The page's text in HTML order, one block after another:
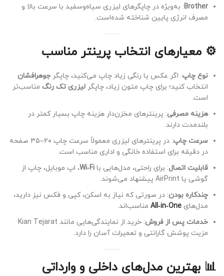
Brother: به‌ویژه در چاپگرهای لیزری سیاه‌وسفید با سرعت بالا و
مصرف انرژی پایین شناخته شده‌است.
⚙️ معیارهای انتخاب پرینتر مناسب
نوع چاپ: اگر عکس یا رنگی زیاد چاپ می‌کنید، چاپگر جوهرافشان
انتخاب کنید؛ برای چاپ متون زیاد، چاپگر لیزری تک رنگ مناسب‌تر
است.
هزینه مصرفی: پرینترهای مخزن‌دار هزینه چاپ بسیار کمتر در
بلندمدت دارند.
سرعت چاپ
: در پرینترهای لیزری معمولاً سرعت چاپ ۲۰–۳۵ صفحه
در دقیقه برای استفاده خانگی و اداری مناسب است.
قابلیت اتصال: برای راحتی، مدل‌هایی با Wi‑Fi، اپ موبایل، چاپ از
گوشی یا AirPrint پیشنهاد می‌شوند.
چندکاره بودن: در صورتی که نیاز به اسکن، کپی و فکس نیز دارید،
مدل‌های All‑in‑One مناسب‌اند.
خدمات پس از فروش
: خرید از نمایندگی‌هایی مانند Kian Tejarat
مزیت پوشش گارانتی و تعمیرات آسان را دارد.
📊 بهترین مدل‌های داخلی و وارداتی